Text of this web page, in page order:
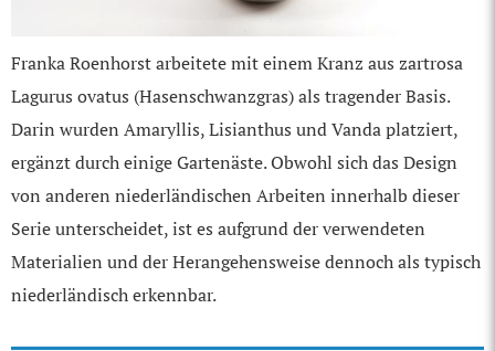
Franka Roenhorst arbeitete mit einem Kranz aus zartrosa
Lagurus ovatus (Hasenschwanzgras) als tragender Basis.
Darin wurden Amaryllis, Lisianthus und Vanda platziert,
ergänzt durch einige Gartenäste. Obwohl sich das Design
von anderen niederländischen Arbeiten innerhalb dieser
Serie unterscheidet, ist es aufgrund der verwendeten
Materialien und der Herangehensweise dennoch als typisch
niederländisch erkennbar.